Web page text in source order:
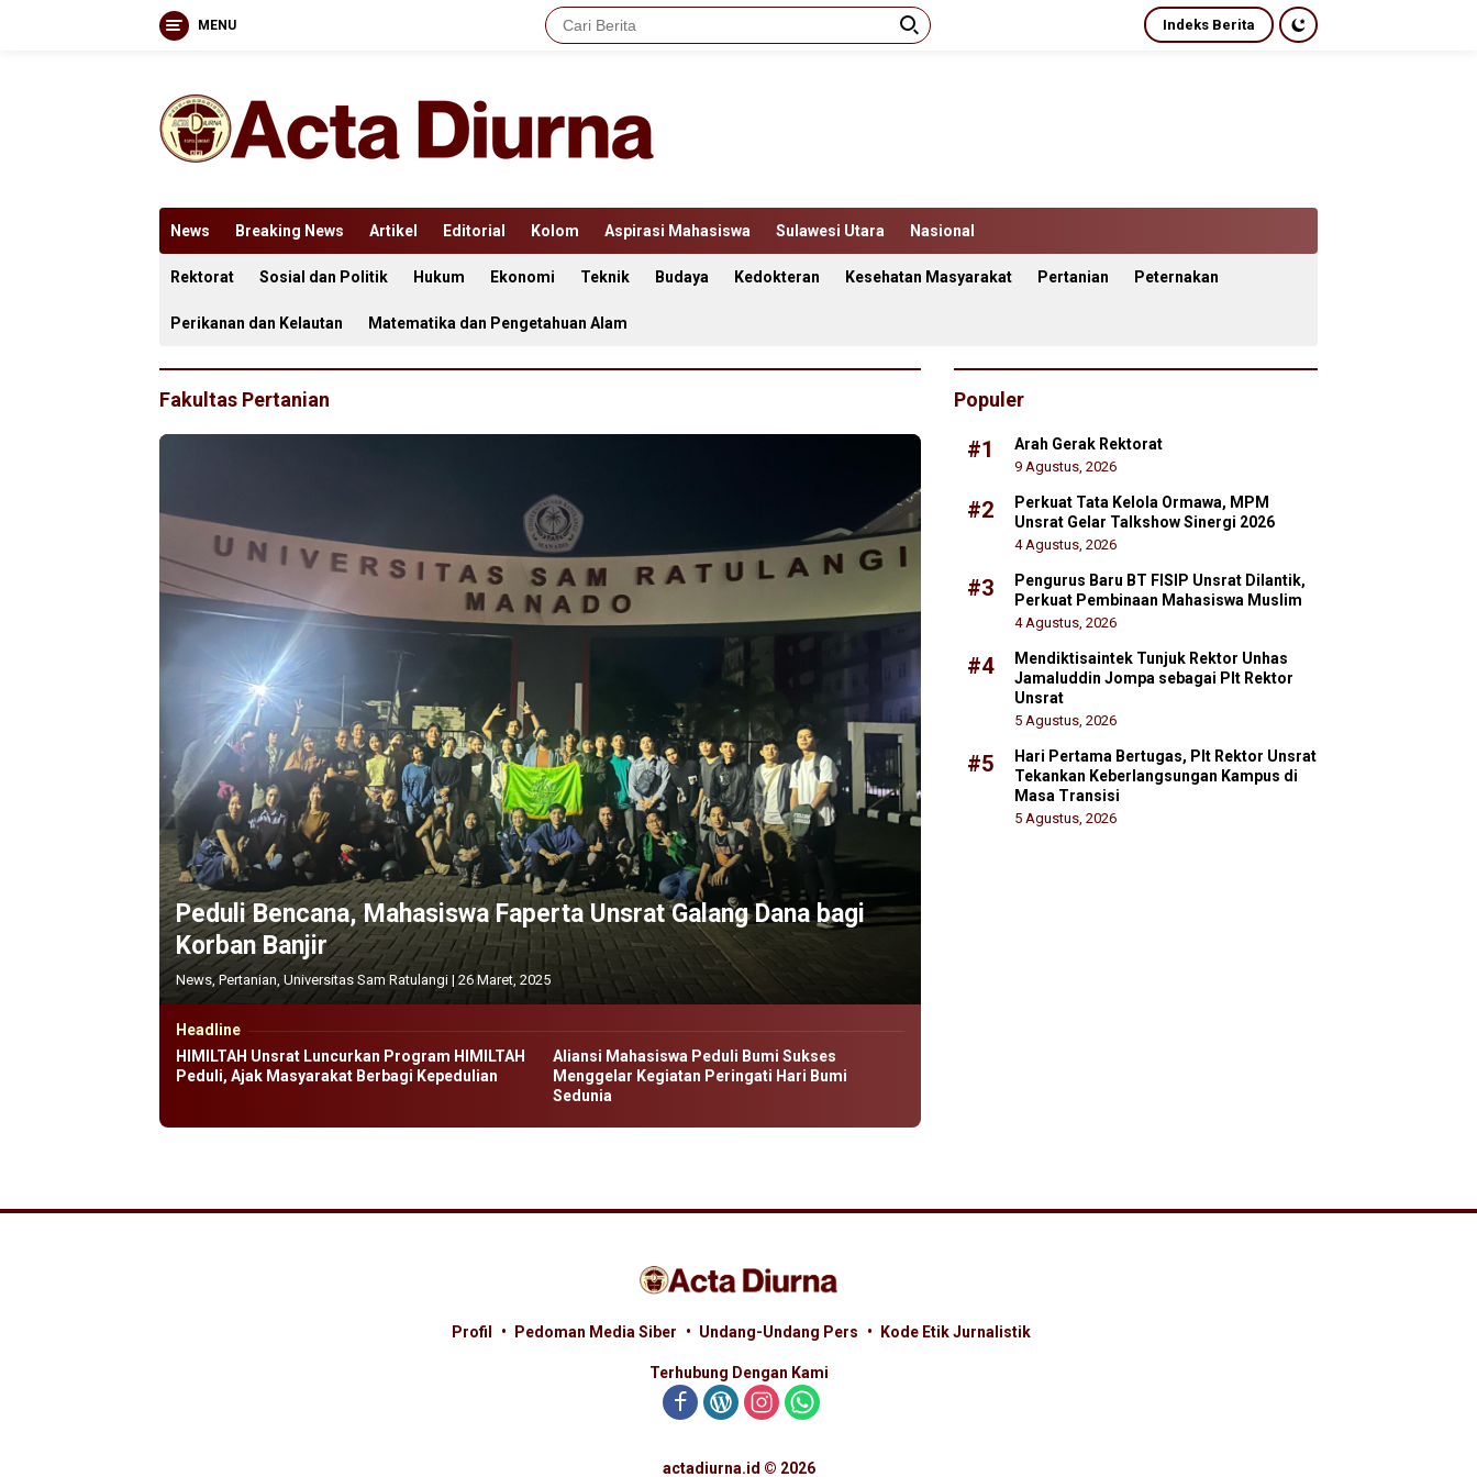
MENU Indeks Berita
News Breaking News Artikel Editorial Kolom Aspirasi Mahasiswa Sulawesi Utara Nasional
Rektorat Sosial dan Politik Hukum Ekonomi Teknik Budaya Kedokteran Kesehatan Masyarakat Pertanian Peternakan
Perikanan dan Kelautan Matematika dan Pengetahuan Alam
Fakultas Pertanian
Peduli Bencana, Mahasiswa Faperta Unsrat Galang Dana bagi
Korban Banjir
News,Pertanian, Universitas Sam Ratulangi |26 Maret, 2025
Headline
HIMILTAH Unsrat Luncurkan Program HIMILTAH
Peduli, Ajak Masyarakat Berbagi Kepedulian
Aliansi Mahasiswa Peduli Bumi Sukses
Menggelar Kegiatan Peringati Hari Bumi
Sedunia
Populer
#1 Arah Gerak Rektorat
9 Agustus, 2026
#2
Perkuat Tata Kelola Ormawa, MPM
Unsrat Gelar Talkshow Sinergi 2026
4 Agustus, 2026
#3
Pengurus Baru BT FISIP Unsrat Dilantik,
Perkuat Pembinaan Mahasiswa Muslim
4 Agustus, 2026
#4
Mendiktisaintek Tunjuk Rektor Unhas
Jamaluddin Jompa sebagai Plt Rektor
Unsrat
5 Agustus, 2026
#5
Hari Pertama Bertugas, Plt Rektor Unsrat
Tekankan Keberlangsungan Kampus di
Masa Transisi
5 Agustus, 2026
Profil Pedoman Media Siber Undang-Undang Pers Kode Etik Jurnalistik
Terhubung Dengan Kami
actadiurna.id © 2026